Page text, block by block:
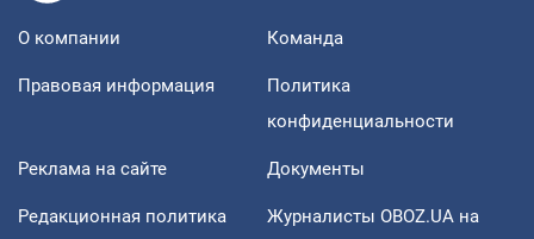
О компании Команда
Правовая информация
Политика
конфиденциальности
Реклама на сайте Документы
Редакционная политика
Журналисты OBOZ.UA на